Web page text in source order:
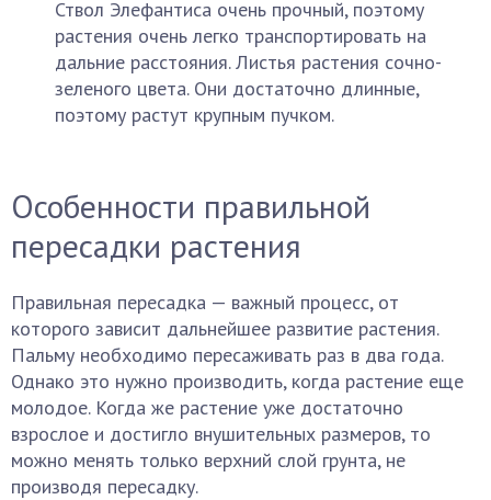
Ствол Элефантиса очень прочный, поэтому
растения очень легко транспортировать на
дальние расстояния. Листья растения сочно-
зеленого цвета. Они достаточно длинные,
поэтому растут крупным пучком.
Особенности правильной
пересадки растения
Правильная пересадка — важный процесс, от
которого зависит дальнейшее развитие растения.
Пальму необходимо пересаживать раз в два года.
Однако это нужно производить, когда растение еще
молодое. Когда же растение уже достаточно
взрослое и достигло внушительных размеров, то
можно менять только верхний слой грунта, не
производя пересадку.